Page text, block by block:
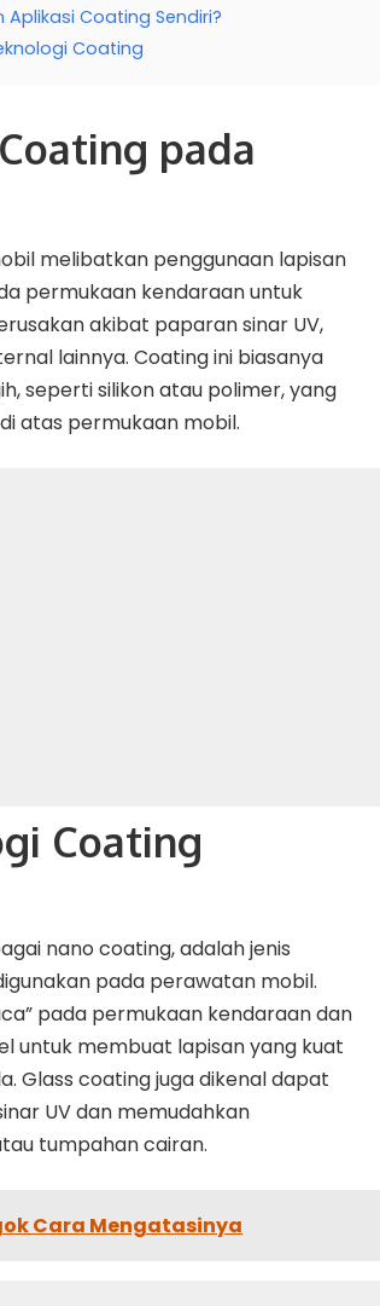
Aplikasi Coating Sendiri?
Coating
pada
melibatkan penggunaan lapisan
permukaan kendaraan untuk
akibat paparan sinar UV,
lainnya. Coating ini biasanya
seperti silikon atau polimer, yang
atas permukaan mobil.
Coating
nano coating, adalah jenis
pada perawatan mobil.
pada permukaan kendaraan dan
untuk membuat lapisan yang kuat
Glass coating juga dikenal dapat
UV dan memudahkan
tumpahan cairan.
Cara Mengatasinya